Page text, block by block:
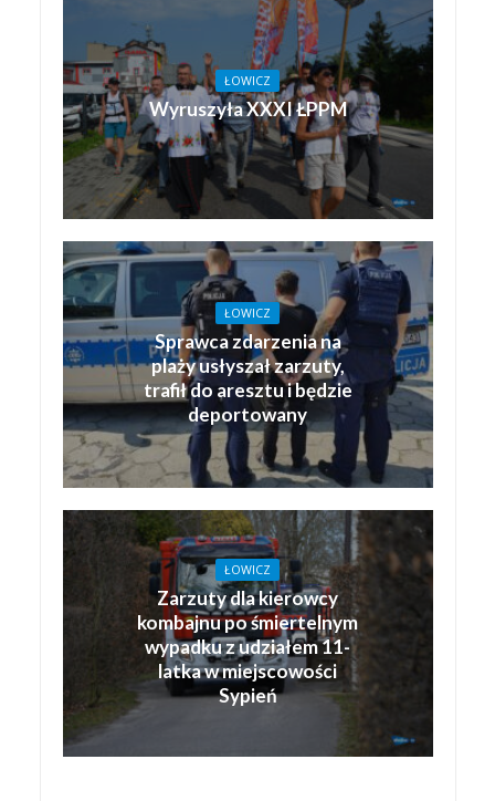
ŁOWICZ
Wyruszyła XXXI ŁPPM
ŁOWICZ
Sprawca zdarzenia na
plaży usłyszał zarzuty,
trafił do aresztu i będzie
deportowany
ŁOWICZ
Zarzuty dla kierowcy
kombajnu po śmiertelnym
wypadku z udziałem 11-
latka w miejscowości
Sypień